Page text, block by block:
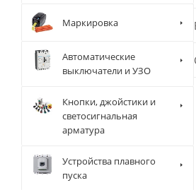
Маркировка
Автоматические
выключатели и УЗО
Кнопки, джойстики и
светосигнальная
арматура
Устройства плавного
пуска